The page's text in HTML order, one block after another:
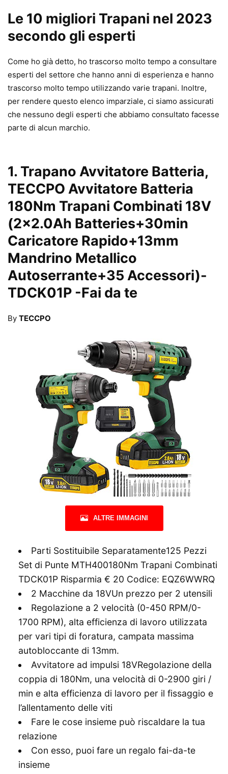
Le 10 migliori Trapani nel 2023
secondo gli esperti
Come ho già detto, ho trascorso molto tempo a consultare
esperti del settore che hanno anni di esperienza e hanno
trascorso molto tempo utilizzando varie trapani. Inoltre,
per rendere questo elenco imparziale, ci siamo assicurati
che nessuno degli esperti che abbiamo consultato facesse
parte di alcun marchio.
1. Trapano Avvitatore Batteria,
TECCPO Avvitatore Batteria
180Nm Trapani Combinati 18V
(2×2.0Ah Batteries+30min
Caricatore Rapido+13mm
Mandrino Metallico
Autoserrante+35 Accessori)-
TDCK01P -Fai da te
By TECCPO
ALTRE IMMAGINI
Parti Sostituibile Separatamente125 Pezzi
Set di Punte MTH400180Nm Trapani Combinati
TDCK01P Risparmia € 20 Codice: EQZ6WWRQ
2 Macchine da 18VUn prezzo per 2 utensili
Regolazione a 2 velocità (0-450 RPM/0-
1700 RPM), alta efficienza di lavoro utilizzata
per vari tipi di foratura, campata massima
autobloccante di 13mm.
Avvitatore ad impulsi 18VRegolazione della
coppia di 180Nm, una velocità di 0-2900 giri /
min e alta efficienza di lavoro per il fissaggio e
l’allentamento delle viti
Fare le cose insieme può riscaldare la tua
relazione
Con esso, puoi fare un regalo fai-da-te
insieme